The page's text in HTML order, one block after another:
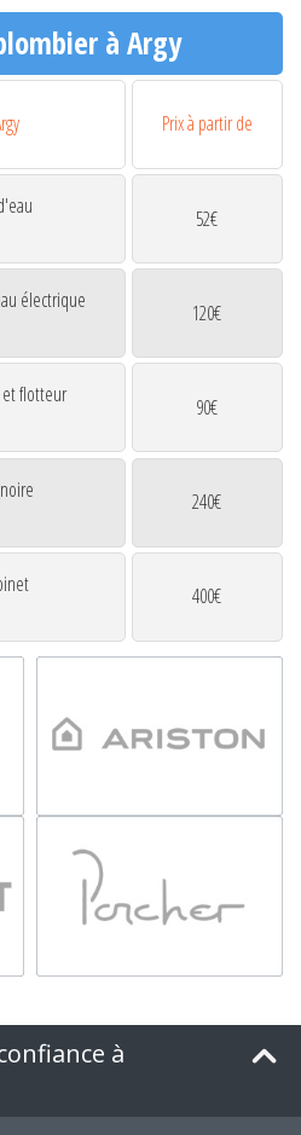
à Argy
Prix à partir de
52€
électrique
120€
et flotteur
90€
240€
400€
à